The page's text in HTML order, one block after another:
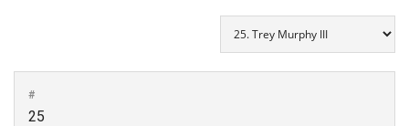
#
25